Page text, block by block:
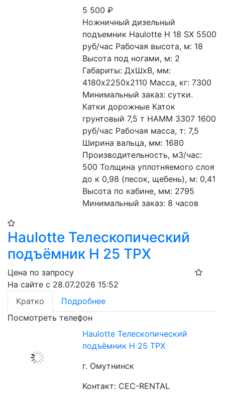
5 500₽
Ножничный дизельный
подъемник Haulotte H 18 SX 5500
руб/час Рабочая высота, м: 18
Высота под ногами, м: 2
Габариты: ДхШхВ, мм:
4180х2250х2110 Масса, кг: 7300
Минимальный заказ: сутки.
Катки дорожные Каток
грунтовый 7,5 т HAMM 3307 1600
руб/час Рабочая масса, т: 7,5
Ширина вальца, мм: 1680
Производительность, м3/час:
500 Толщина уплотняемого слоя
до к 0,98 (песок, щебень), м: 0,41
Высота по кабине, мм: 2795
Минимальный заказ: 8 часов
Haulotte Телескопический
подъёмник H 25 TPX​
Цена по запросу
На сайте с 28.07.2026 15:52
Кратко
Подробнее
Посмотреть телефон
Haulotte Телескопический
подъёмник H 25 TPX​
г. Омутнинск
Контакт: CEC-RENTAL